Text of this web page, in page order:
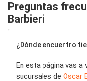
Preguntas
Barbieri
¿Dónde encuentro
En esta página vas a
sucursales de Oscar